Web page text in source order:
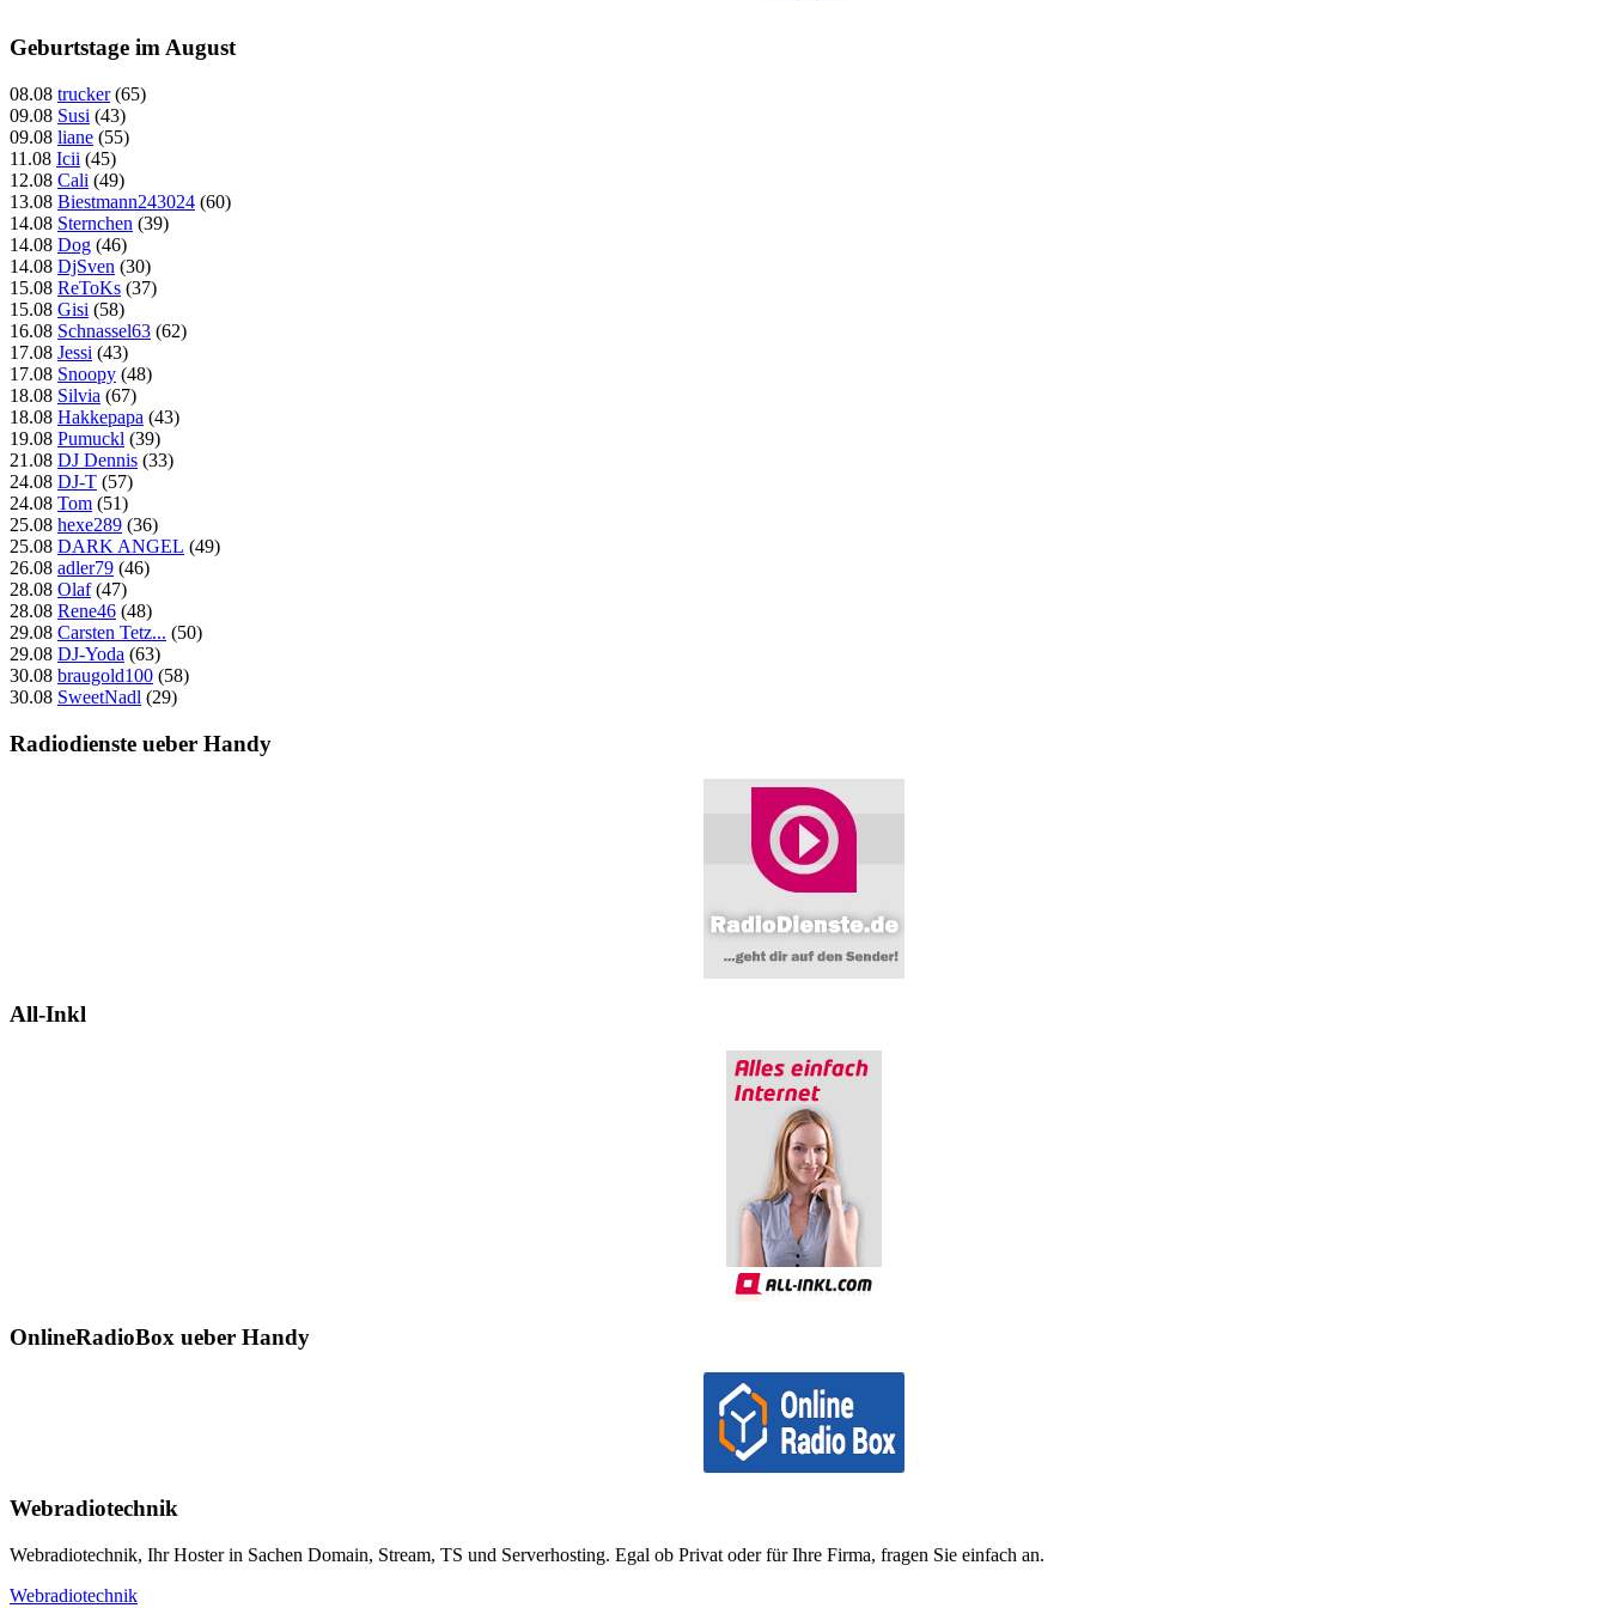
Geburtstage im August
08.08 trucker(65)
09.08 Susi (43)
09.08 liane (55)
11.08 Icii (45)
12.08 Cali (49)
13.08 Biestmann243024 (60)
14.08 Sternchen (39)
14.08 Dog (46)
14.08 DjSven (30)
15.08 ReToKs (37)
15.08 Gisi (58)
16.08 Schnassel63 (62)
17.08 Jessi (43)
17.08 Snoopy (48)
18.08 Silvia (67)
18.08 Hakkepapa (43)
19.08 Pumuckl (39)
21.08 DJ Dennis (33)
24.08 DJ-T (57)
24.08 Tom (51)
25.08 hexe289 (36)
25.08 DARK ANGEL (49)
26.08 adler79 (46)
28.08 Olaf(47)
28.08 Rene46 (48)
29.08 Carsten Tetz... (50)
29.08 DJ-Yoda (63)
30.08 braugold100 (58)
30.08 SweetNadl (29)
Radiodienste ueber Handy
All-Inkl
OnlineRadioBox ueber Handy
Webradiotechnik
Webradiotechnik, Ihr Hoster in Sachen Domain, Stream, TS und Serverhosting. Egal ob Privat oder für Ihre Firma, fragen Sie einfach an.
Webradiotechnik